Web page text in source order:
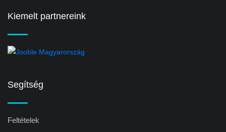
Kiemelt partnereink
Segítség
Feltételek